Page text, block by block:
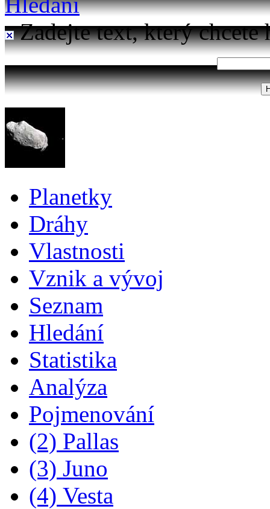
Zadejte text, který chcete
Planetky
Dráhy
Vlastnosti
Vznik a vývoj
Seznam
Hledání
Statistika
Analýza
Pojmenování
(2) Pallas
(3) Juno
(4) Vesta